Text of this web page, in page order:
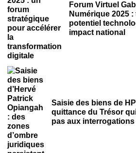
Forum Virtuel
Numérique 2025
potentiel
impact national
Saisie des biens de
quittance du Trésor
pas aux